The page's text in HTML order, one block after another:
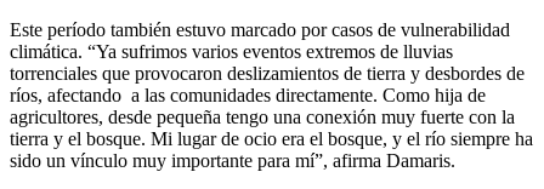
Este período también estuvo marcado por casos de vulnerabilidad
climática. “Ya sufrimos varios eventos extremos de lluvias
torrenciales que provocaron deslizamientos de tierra y desbordes de
ríos, afectando a las comunidades directamente. Como hija de
agricultores, desde pequeña tengo una conexión muy fuerte con la
tierra y el bosque. Mi lugar de ocio era el bosque, y el río siempre ha
sido un vínculo muy importante para mí”, afirma Damaris.